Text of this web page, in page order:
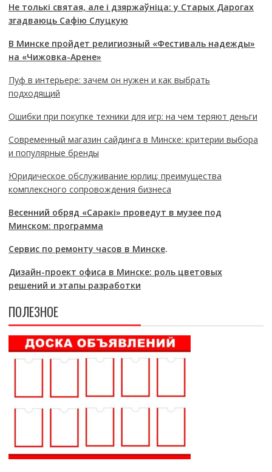
Не толькі святая, але і дзяржаўніца: у Старых Дарогах
згадваюць Сафію Слуцкую
В Минске пройдет религиозный «Фестиваль надежды»
на «Чижовка-Арене»
Пуф в интерьере: зачем он нужен и как выбрать
подходящий
Ошибки при покупке техники для игр: на чем теряют деньги
Современный магазин сайдинга в Минске: критерии выбора
и популярные бренды
Юридическое обслуживание юрлиц: преимущества
комплексного сопровождения бизнеса
Весенний обряд «Саракі» проведут в музее под
Минском: программа
Сервис по ремонту часов в Минске.
Дизайн-проект офиса в Минске: роль цветовых
решений и этапы разработки
ПОЛЕЗНОЕ